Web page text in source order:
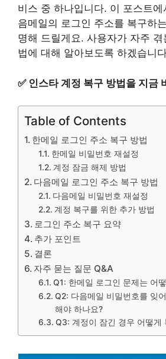
비스 중 하나입니다. 이 포스트
음메일의 로그인 주소를 복구하
명해 드릴게요. 사용자가 자주 겪
법에 대해 알아보도록 하겠습니
✅ 인스타 계정 복구 방법을 지금
Table of Contents
한메일 로그인 주소 복구 방법
한메일 비밀번호 재설정
계정 잠금 해제 방법
다음메일 로그인 주소 복구 방법
다음메일 비밀번호 재설정
계정 복구를 위한 추가 방법
로그인 주소 복구 요약
추가 포인트
결론
자주 묻는 질문 Q&A
Q1: 한메일 로그인 문제는 어
Q2: 다음메일 비밀번호를 잊
해야 하나요?
Q3: 계정이 잠긴 경우 어떻게